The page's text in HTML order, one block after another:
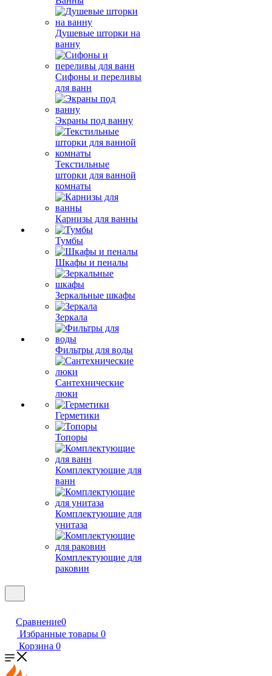
Душевые шторки на
ванну
Сифоны и переливы
для ванн
Экраны под ванну
Текстильные
шторки для ванной
комнаты
Карнизы для ванны
Тумбы
Шкафы и пеналы
Зеркальные шкафы
Зеркала
Фильтры для воды
Сантехнические
люки
Герметики
Топоры
Комплектующие для
ванн
Комплектующие для
унитаза
Комплектующие для
раковин
Сравнение0
Избранные товары 0
Корзина 0